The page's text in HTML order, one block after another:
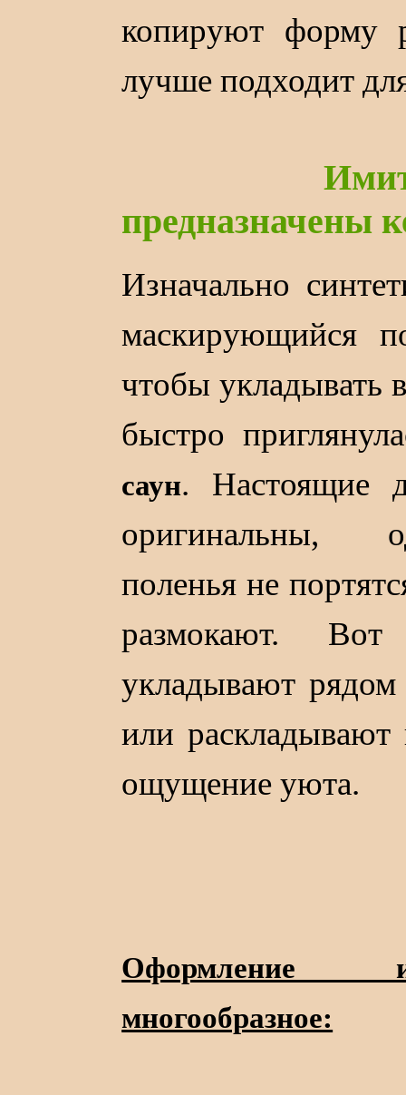
копируют форму
лучше подходит
Имитация
предназначены
Изначально
маскирующийся
чтобы укладывать
быстро
саун. Настоящие
оригинальны,
поленья не
размокают.
укладывают
или раскладывают
ощущение уюта.
Оформление
многообразное: